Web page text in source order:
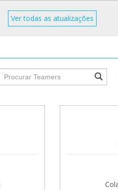
Ver todas as atualizações